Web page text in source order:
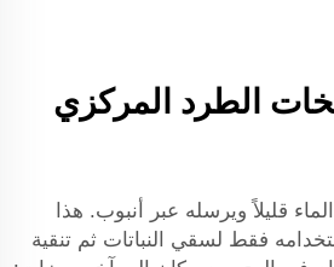
الطرد المركزي
قليلاً ويرسله عبر أنبوب. هذا
فقط لسقي النباتات ثم تنقية